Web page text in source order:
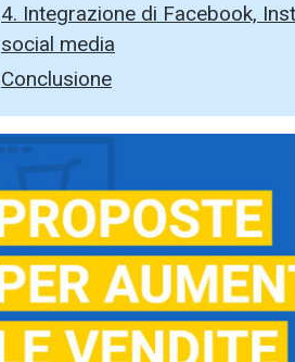
4. Integrazione di Facebook,
social media
Conclusione